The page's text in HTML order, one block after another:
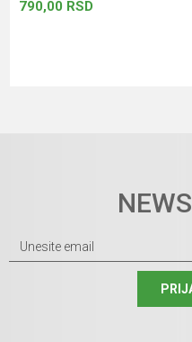
790,00 RSD